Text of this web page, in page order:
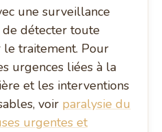
une surveillance
détecter toute
le traitement. Pour
urgences liées à la
et les interventions
voir paralysie du
urgentes et